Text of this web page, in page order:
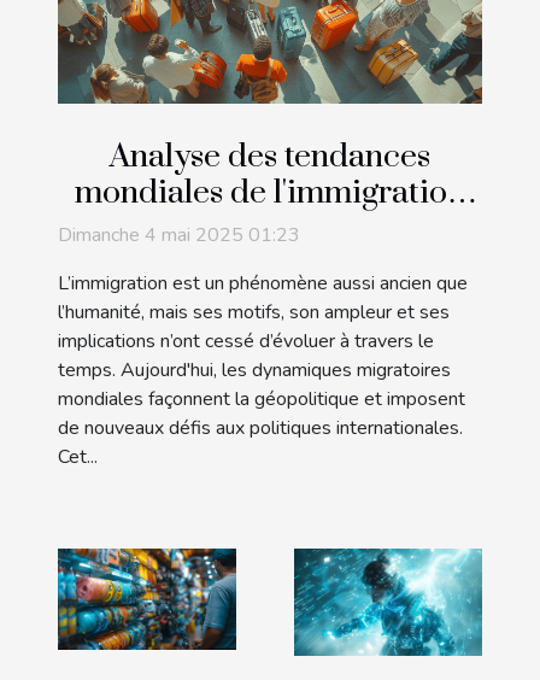
Analyse des tendances
mondiales de l'immigration
et impact sur les politiques
internationales
Dimanche 4 mai 2025 01:23
L’immigration est un phénomène aussi ancien que
l’humanité, mais ses motifs, son ampleur et ses
implications n’ont cessé d’évoluer à travers le
temps. Aujourd'hui, les dynamiques migratoires
mondiales façonnent la géopolitique et imposent
de nouveaux défis aux politiques internationales.
Cet...